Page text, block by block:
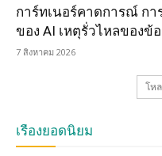
การ์ทเนอร์คาดการณ์ ก
ของ AI เหตุรั่วไหลของข้
7 สิงหาคม 2026
โห
เรื่องยอดนิยม